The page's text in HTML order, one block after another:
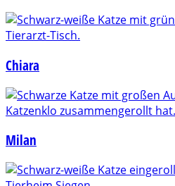
Chiara
Milan